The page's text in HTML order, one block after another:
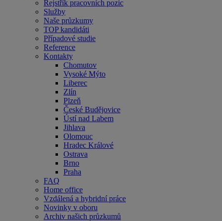
Rejstřík pracovních pozic
Služby
Naše průzkumy
TOP kandidáti
Případové studie
Reference
Kontakty
Chomutov
Vysoké Mýto
Liberec
Zlín
Plzeň
České Budějovice
Ústí nad Labem
Jihlava
Olomouc
Hradec Králové
Ostrava
Brno
Praha
FAQ
Home office
Vzdálená a hybridní práce
Novinky v oboru
Archiv našich průzkumů